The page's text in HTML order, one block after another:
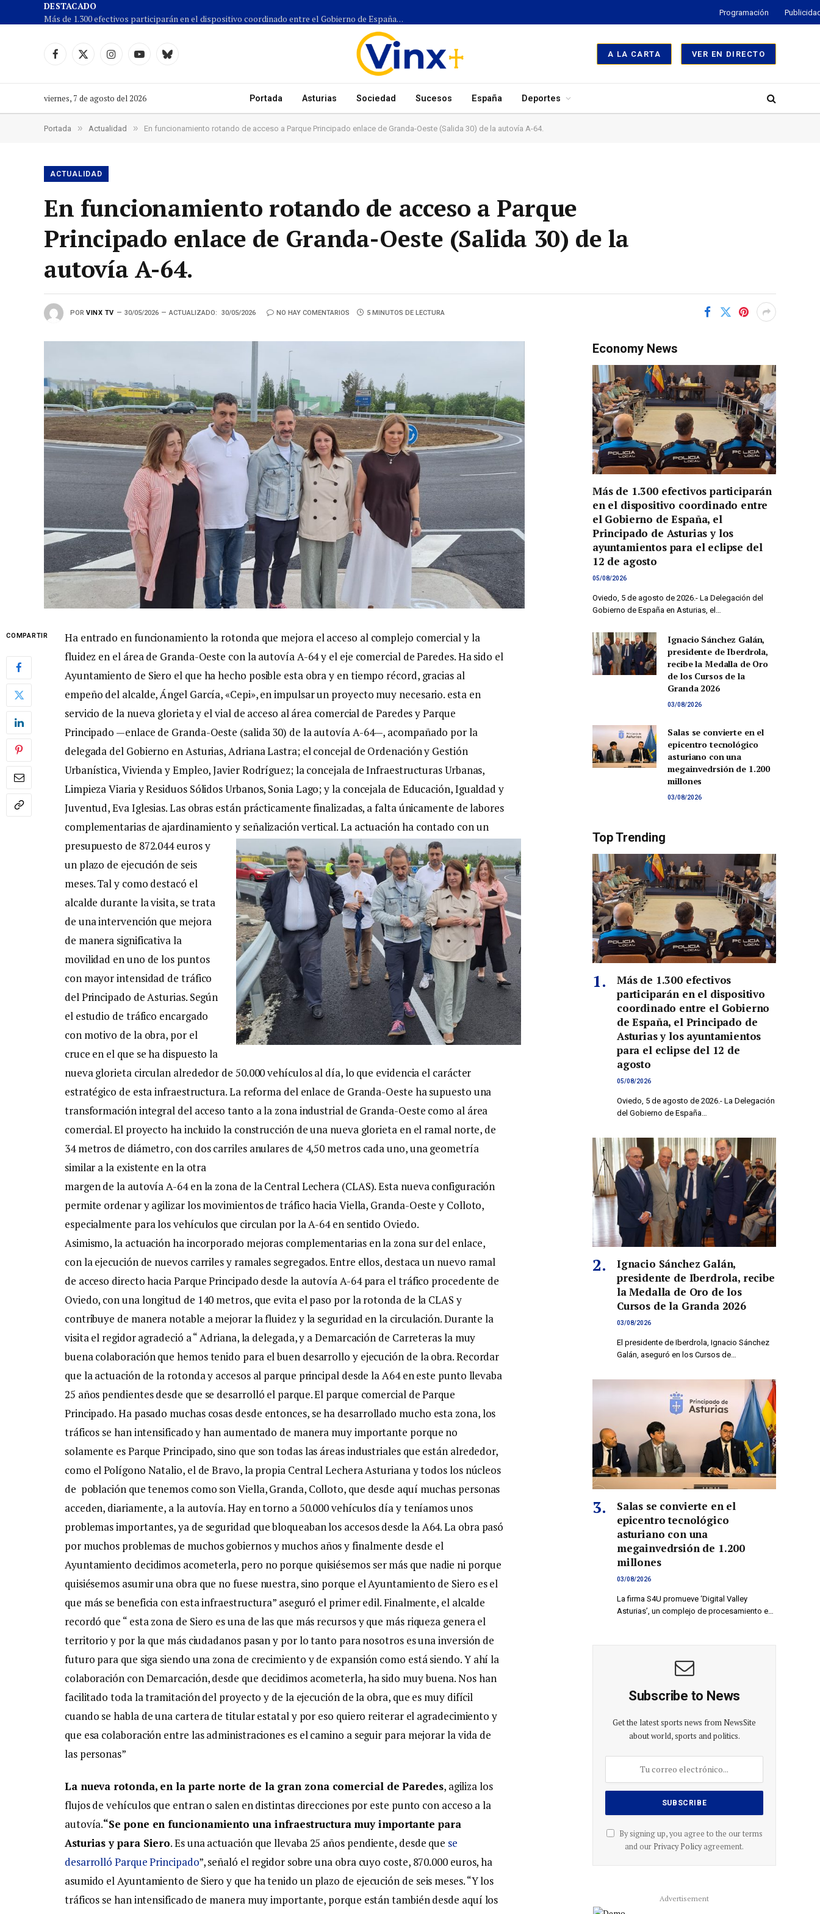
DESTACADO
Más de 1.300 efectivos participarán en el dispositivo coordinado entre el Gobierno de España, el Principado de Asturias y los ayuntamientos para el eclipse del 12 de agosto
Programación
Facebook
X
InstagramYouTubeCielo
A LA CARTA VER EN DIRECTO
viernes, 7 de agosto del 2026 Portada Asturias Sociedad Sucesos España Deportes
Portada » Actualidad » En funcionamiento rotando de acceso a Parque Principado enlace de Granda-Oeste (Salida 30) de la autovía A-64.
ACTUALIDAD
En funcionamiento rotando de acceso a Parque
Principado enlace de Granda-Oeste (Salida 30) de la
autovía A-64.
POR VINX TV 30/05/2026 ACTUALIZADO: 30/05/2026 NO HAY COMENTARIOS 5 MINUTOS DE LECTURA
COMPARTIR
Ha entrado en funcionamiento la rotonda que mejora el acceso al complejo comercial y la
fluidez en el área de Granda-Oeste con la autovía A-64 y el eje comercial de Paredes. Ha sido el
Ayuntamiento de Siero el que ha hecho posible esta obra y en tiempo récord, gracias al
empeño del alcalde, Ángel García, «Cepi», en impulsar un proyecto muy necesario. esta en
servicio de la nueva glorieta y el vial de acceso al área comercial de Paredes y Parque
Principado —enlace de Granda-Oeste (salida 30) de la autovía A-64—, acompañado por la
delegada del Gobierno en Asturias, Adriana Lastra; el concejal de Ordenación y Gestión
Urbanística, Vivienda y Empleo, Javier Rodríguez; la concejala de Infraestructuras Urbanas,
Limpieza Viaria y Residuos Sólidos Urbanos, Sonia Lago; y la concejala de Educación, Igualdad y
Juventud, Eva Iglesias. Las obras están prácticamente finalizadas, a falta únicamente de labores
complementarias de ajardinamiento y señalización vertical. La actuación ha contado con un
presupuesto de 872.044 euros y
un plazo de ejecución de seis
meses. Tal y como destacó el
alcalde durante la visita, se trata
de una intervención que mejora
de manera significativa la
movilidad en uno de los puntos
con mayor intensidad de tráfico
del Principado de Asturias. Según
el estudio de tráfico encargado
con motivo de la obra, por el
cruce en el que se ha dispuesto la
nueva glorieta circulan alrededor de 50.000 vehículos al día, lo que evidencia el carácter
estratégico de esta infraestructura. La reforma del enlace de Granda-Oeste ha supuesto una
transformación integral del acceso tanto a la zona industrial de Granda-Oeste como al área
comercial. El proyecto ha incluido la construcción de una nueva glorieta en el ramal norte, de
34 metros de diámetro, con dos carriles anulares de 4,50 metros cada uno, una geometría
similar a la existente en la otra
margen de la autovía A-64 en la zona de la Central Lechera (CLAS). Esta nueva configuración
permite ordenar y agilizar los movimientos de tráfico hacia Viella, Granda-Oeste y Colloto,
especialmente para los vehículos que circulan por la A-64 en sentido Oviedo.
Asimismo, la actuación ha incorporado mejoras complementarias en la zona sur del enlace,
con la ejecución de nuevos carriles y ramales segregados. Entre ellos, destaca un nuevo ramal
de acceso directo hacia Parque Principado desde la autovía A-64 para el tráfico procedente de
Oviedo, con una longitud de 140 metros, que evita el paso por la rotonda de la CLAS y
contribuye de manera notable a mejorar la fluidez y la seguridad en la circulación. Durante la
visita el regidor agradeció a “ Adriana, la delegada, y a Demarcación de Carreteras la muy
buena colaboración que hemos tenido para el buen desarrollo y ejecución de la obra. Recordar
que la actuación de la rotonda y accesos al parque principal desde la A64 en este punto llevaba
25 años pendientes desde que se desarrolló el parque. El parque comercial de Parque
Principado. Ha pasado muchas cosas desde entonces, se ha desarrollado mucho esta zona, los
tráficos se han intensificado y han aumentado de manera muy importante porque no
solamente es Parque Principado, sino que son todas las áreas industriales que están alrededor,
como el Polígono Natalio, el de Bravo, la propia Central Lechera Asturiana y todos los núcleos
de población que tenemos como son Viella, Granda, Colloto, que desde aquí muchas personas
acceden, diariamente, a la autovía. Hay en torno a 50.000 vehículos día y teníamos unos
problemas importantes, ya de seguridad que bloqueaban los accesos desde la A64. La obra pasó
por muchos problemas de muchos gobiernos y muchos años y finalmente desde el
Ayuntamiento decidimos acometerla, pero no porque quisiésemos ser más que nadie ni porque
quisiésemos asumir una obra que no fuese nuestra, sino porque el Ayuntamiento de Siero es el
que más se beneficia con esta infraestructura” aseguró el primer edil. Finalmente, el alcalde
recordó que “ esta zona de Siero es una de las que más recursos y que más riqueza genera el
territorio y por la que más ciudadanos pasan y por lo tanto para nosotros es una inversión de
futuro para que siga siendo una zona de crecimiento y de expansión como está siendo. Y ahí la
colaboración con Demarcación, desde que decidimos acometerla, ha sido muy buena. Nos han
facilitado toda la tramitación del proyecto y de la ejecución de la obra, que es muy difícil
cuando se habla de una cartera de titular estatal y por eso quiero reiterar el agradecimiento y
que esa colaboración entre las administraciones es el camino a seguir para mejorar la vida de
las personas”
La nueva rotonda, en la parte norte de la gran zona comercial de Paredes, agiliza los
flujos de vehículos que entran o salen en distintas direcciones por este punto con acceso a la
autovía.“Se pone en funcionamiento una infraestructura muy importante para
Asturias y para Siero. Es una actuación que llevaba 25 años pendiente, desde que se
desarrolló Parque Principado”, señaló el regidor sobre una obra cuyo coste, 870.000 euros, ha
asumido el Ayuntamiento de Siero y que ha tenido un plazo de ejecución de seis meses. “Y los
tráficos se han intensificado de manera muy importante, porque están también desde aquí los
Economy News
Más de 1.300 efectivos participarán
en el dispositivo coordinado entre
el Gobierno de España, el
Principado de Asturias y los
ayuntamientos para el eclipse del
12 de agosto
05/08/2026
Oviedo, 5 de agosto de 2026.- La Delegación del
Gobierno de España en Asturias, el…
Ignacio Sánchez Galán,
presidente de Iberdrola,
recibe la Medalla de Oro
de los Cursos de la
Granda 2026
03/08/2026
Salas se convierte en el
epicentro tecnológico
asturiano con una
megainvedrsión de 1.200
millones
03/08/2026
Top Trending
Más de 1.300 efectivos
participarán en el dispositivo
coordinado entre el Gobierno
de España, el Principado de
Asturias y los ayuntamientos
para el eclipse del 12 de
agosto
05/08/2026
Oviedo, 5 de agosto de 2026.- La Delegación
del Gobierno de España…
Ignacio Sánchez Galán,
presidente de Iberdrola, recibe
la Medalla de Oro de los
Cursos de la Granda 2026
03/08/2026
El presidente de Iberdrola, Ignacio Sánchez
Galán, aseguró en los Cursos de…
Salas se convierte en el
epicentro tecnológico
asturiano con una
megainvedrsión de 1.200
millones
03/08/2026
La firma S4U promueve ‘Digital Valley
Asturias’, un complejo de procesamiento e…
Subscribe to News
Get the latest sports news from NewsSite
about world, sports and politics.
By signing up, you agree to the our terms
and our Privacy Policyagreement.
Advertisement